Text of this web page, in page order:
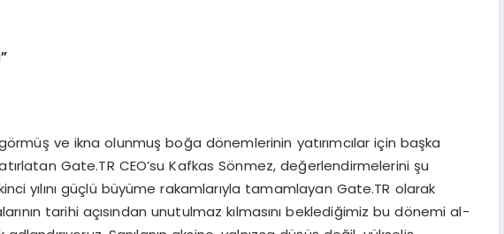
ve ikna olunmuş boğa dönemlerinin yatırımcılar için başka
Gate.TR CEO’su Kafkas Sönmez, değerlendirmelerini şu
yılını güçlü büyüme rakamlarıyla tamamlayan Gate.TR olarak
tarihi açısından unutulmaz kılmasını beklediğimiz bu dönemi al-